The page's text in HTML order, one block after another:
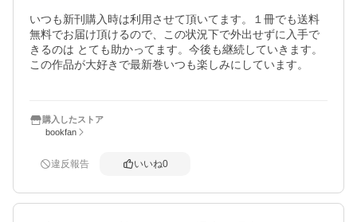
いつも新刊購入時は利用させて頂いてます。１冊でも送料
無料でお届け頂けるので、この状況下で外出せずに入手で
きるのは とても助かってます。今後も継続していきます。
この作品が大好きで最新巻いつも楽しみにしています。
購入したストア
bookfan
違反報告 いいね0